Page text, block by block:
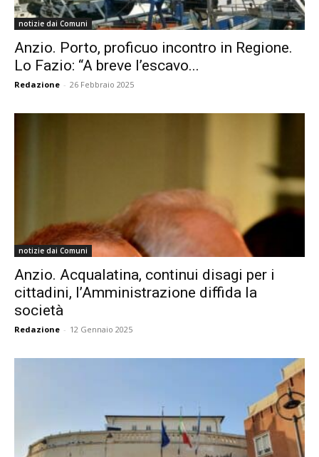
notizie dai Comuni
Anzio. Porto, proficuo incontro in Regione.
Lo Fazio: “A breve l’escavo...
Redazione - 26 Febbraio 2025
notizie dai Comuni
Anzio. Acqualatina, continui disagi per i
cittadini, l’Amministrazione diffida la
società
Redazione - 12 Gennaio 2025